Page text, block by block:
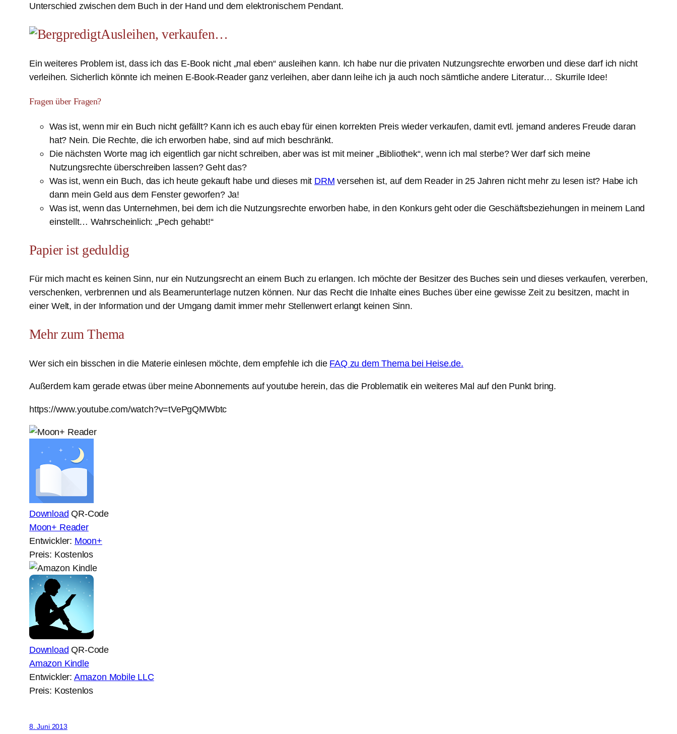
Unterschied zwischen dem Buch in der Hand und dem elektronischem Pendant.
Ausleihen, verkaufen…
Ein weiteres Problem ist, dass ich das E-Book nicht „mal eben“ ausleihen kann. Ich habe nur die privaten Nutzungsrechte erworben und diese darf ich nicht
verleihen. Sicherlich könnte ich meinen E-Book-Reader ganz verleihen, aber dann leihe ich ja auch noch sämtliche andere Literatur… Skurrile Idee!
Fragen über Fragen?
Was ist, wenn mir ein Buch nicht gefällt? Kann ich es auch ebay für einen korrekten Preis wieder verkaufen, damit evtl. jemand anderes Freude daran
hat? Nein. Die Rechte, die ich erworben habe, sind auf mich beschränkt.
Die nächsten Worte mag ich eigentlich gar nicht schreiben, aber was ist mit meiner „Bibliothek“, wenn ich mal sterbe? Wer darf sich meine
Nutzungsrechte überschreiben lassen? Geht das?
Was ist, wenn ein Buch, das ich heute gekauft habe und dieses mit DRM versehen ist, auf dem Reader in 25 Jahren nicht mehr zu lesen ist? Habe ich
dann mein Geld aus dem Fenster geworfen? Ja!
Was ist, wenn das Unternehmen, bei dem ich die Nutzungsrechte erworben habe, in den Konkurs geht oder die Geschäftsbeziehungen in meinem Land
einstellt… Wahrscheinlich: „Pech gehabt!“
Papier ist geduldig
Für mich macht es keinen Sinn, nur ein Nutzungsrecht an einem Buch zu erlangen. Ich möchte der Besitzer des Buches sein und dieses verkaufen, vererben,
verschenken, verbrennen und als Beamerunterlage nutzen können. Nur das Recht die Inhalte eines Buches über eine gewisse Zeit zu besitzen, macht in
einer Welt, in der Information und der Umgang damit immer mehr Stellenwert erlangt keinen Sinn.
Mehr zum Thema
Wer sich ein bisschen in die Materie einlesen möchte, dem empfehle ich die FAQ zu dem Thema bei Heise.de.
Außerdem kam gerade etwas über meine Abonnements auf youtube herein, das die Problematik ein weiteres Mal auf den Punkt bring.
https://www.youtube.com/watch?v=tVePgQMWbtc
Download QR-Code
Moon+ Reader
Entwickler: Moon+
Preis: Kostenlos
Download QR-Code
Amazon Kindle
Entwickler: Amazon Mobile LLC
Preis: Kostenlos
8. Juni 2013